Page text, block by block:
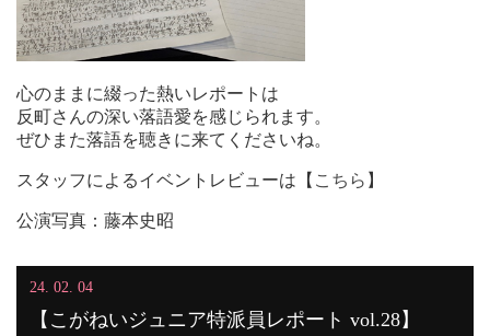
心のままに綴った熱いレポートは
反町さんの深い落語愛を感じられます。
ぜひまた落語を聴きに来てくださいね。
スタッフによるイベントレビューは【 こちら 】
公演写真：藤本史昭
24. 02. 04
【こがねいジュニア特派員レポート vol.28】